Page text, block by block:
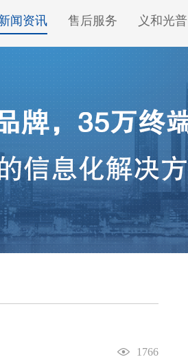
闻资讯 售后服务 义和光普
1766